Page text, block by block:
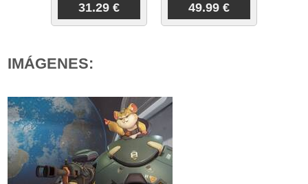
31.29 € 49.99 €
IMÁGENES: